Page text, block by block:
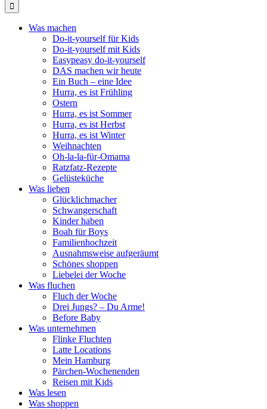
Was machen
Do-it-yourself für Kids
Do-it-yourself mit Kids
Easypeasy do-it-yourself
DAS machen wir heute
Ein Buch – eine Idee
Hurra, es ist Frühling
Ostern
Hurra, es ist Sommer
Hurra, es ist Herbst
Hurra, es ist Winter
Weihnachten
Oh-la-la-für-Omama
Ratzfatz-Rezepte
Gelüsteküche
Was lieben
Glücklichmacher
Schwangerschaft
Kinder haben
Boah für Boys
Familienhochzeit
Ausnahmsweise aufgeräumt
Schönes shoppen
Liebelei der Woche
Was fluchen
Fluch der Woche
Drei Jungs? – Du Arme!
Before Baby
Was unternehmen
Flinke Fluchten
Latte Locations
Mein Hamburg
Pärchen-Wochenenden
Reisen mit Kids
Was lesen
Was shoppen